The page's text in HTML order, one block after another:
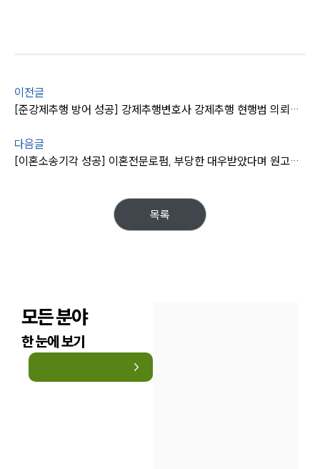
이전글
[준강제추행 방어 성공] 강제추행변호사 강제추행 현행범 의뢰인 기소유예 받아내
다음글
[이혼소송기각 성공] 이혼전문로펌, 부당한 대우받았다며 원고가 이혼소송 제기하였으나 기각시킴
목록
모든 분야
한 눈에 보기